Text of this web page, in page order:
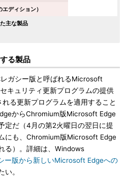
ディション）
主な製品
る製品
ガシー版と呼ばれるMicrosoft
キュリティ更新プログラムの提供
る更新プログラムを適用すること
からChromium版Microsoft Edge
定だ（4月の第2火曜日の翌日に提
にも、Chromium版Microsoft Edge
る）。詳細は、Windows
ー版から新しいMicrosoft Edgeへの
い。